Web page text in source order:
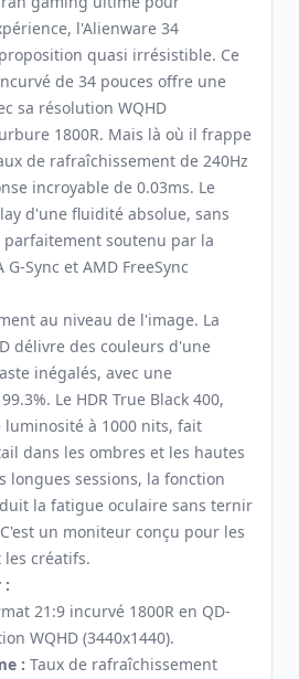
l'Alienware 34
quasi irrésistible. Ce
de 34 pouces offre une
sa résolution WQHD
1800R. Mais là où il frappe
de rafraîchissement de 240Hz
incroyable de 0.03ms. Le
d'une fluidité absolue, sans
soutenu par la
Sync et AMD FreeSync
au niveau de l'image. La
délivre des couleurs d'une
inégalés, avec une
Le HDR True Black 400,
luminosité à 1000 nits, fait
dans les ombres et les hautes
longues sessions, la fonction
la fatigue oculaire sans ternir
un moniteur conçu pour les
créatifs.
:
21:9 incurvé 1800R en QD-
WQHD (3440x1440).
: Taux de rafraîchissement